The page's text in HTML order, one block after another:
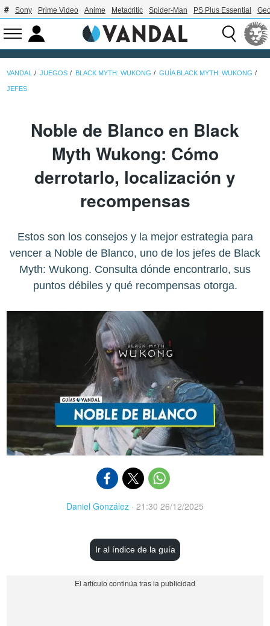
Sony Prime Video Anime Metacritic Spider-Man PS Plus Essential
VANDAL JUEGOS BLACK MYTH: WUKONG GUÍA BLACK MYTH: WUKONG
JEFES
Noble de Blanco en Black
Myth Wukong: Cómo
derrotarlo, localización y
recompensas
Estos son los consejos y la mejor estrategia para
vencer a Noble de Blanco, uno de los jefes de Black
Myth: Wukong. Consulta dónde encontrarlo, sus
puntos débiles y qué recompensas otorga.
Daniel González · 21:30 26/12/2025
Ir al índice de la guía